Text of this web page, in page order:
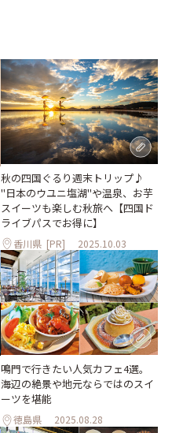
秋の四国ぐるり週末トリップ♪
"日本のウユニ塩湖"や温泉、お芋
スイーツも楽しむ秋旅へ【四国ド
ライブパスでお得に】
香川県 [PR] 2025.10.03
鳴門で行きたい人気カフェ4選。
海辺の絶景や地元ならではのスイ
ーツを堪能
徳島県 2025.08.28